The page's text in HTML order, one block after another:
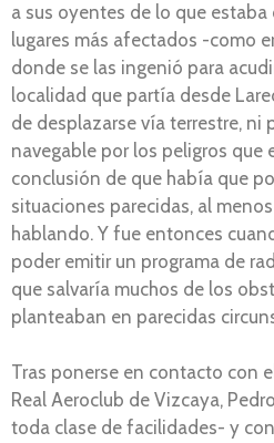
a sus oyentes de lo que
lugares más afectados -como
donde se las ingenió para
localidad que partía desde
de desplazarse vía terrestre, ni
navegable por los peligros que
conclusión de que había que
situaciones parecidas, al
hablando. Y fue entonces
poder emitir un programa de
que salvaría muchos de los
planteaban en parecidas
Tras ponerse en contacto con
Real Aeroclub de Vizcaya,
toda clase de facilidades- y